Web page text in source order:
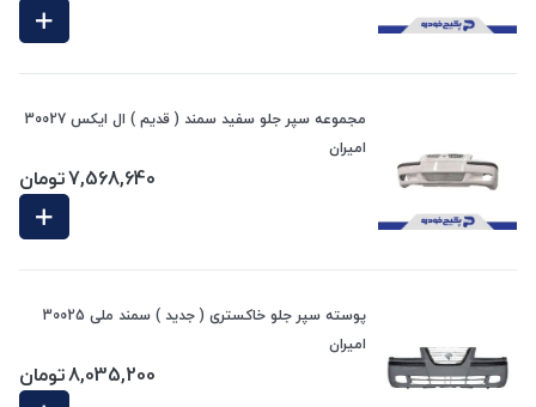
مجموعه سپر جلو سفید سمند ( قدیم ) ال ایکس 30027
امیران
7,568,640تومان
پوسته سپر جلو خاکستری ( جدید ) سمند ملی 30025
امیران
8,035,200تومان